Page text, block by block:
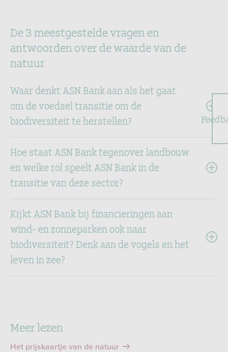
De 3 meestgestelde vragen en
antwoorden over de waarde van de
natuur
Waar denkt ASN Bank aan als het gaat
om de voedsel transitie om de
biodiversiteit te herstellen?
Hoe staat ASN Bank tegenover landbouw
en welke rol speelt ASN Bank in de
transitie van deze sector?
Kijkt ASN Bank bij financieringen aan
wind- en zonneparken ook naar
biodiversiteit? Denk aan de vogels en het
leven in zee?
Meer lezen
Het prijskaartje van de natuur